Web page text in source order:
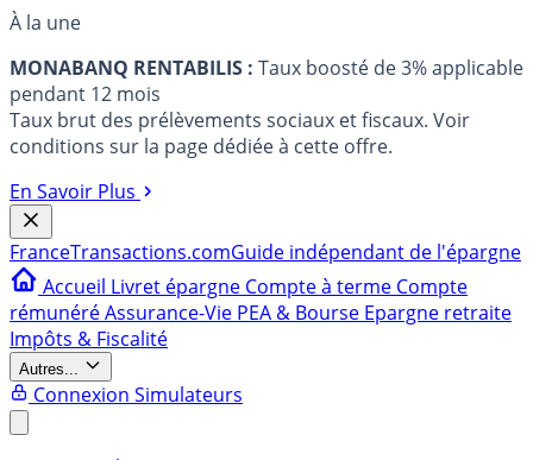
À la une
MONABANQ RENTABILIS : Taux boosté de 3% applicable
pendant 12 mois
Taux brut des prélèvements sociaux et fiscaux. Voir
conditions sur la page dédiée à cette offre.
En Savoir Plus
FranceTransactions.comGuide indépendant de l'épargne
Accueil Livret épargne Compte à terme Compte
rémunéréAssurance-Vie PEA & Bourse Epargne retraite
Impôts & Fiscalité
Autres...
Connexion Simulateurs